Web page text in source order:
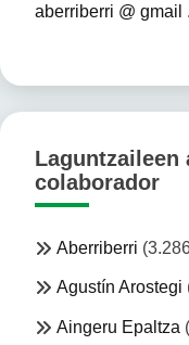
aberriberri @ gmail
colaborador
Aberriberri
Agustín Arostegi
Aingeru Epaltza